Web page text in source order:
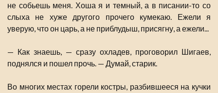
не собьешь меня. Хоша я и темный, а в писании-то со
слыха не хуже другого прочего кумекаю. Ежели я
уверую, что он царь, а не приблудыш, присягну, а ежели...
— Как знаешь, — сразу охладев, проговорил Шигаев,
поднялся и пошел прочь. — Думай, старик.
Во многих местах горели костры, разбившееся на кучки